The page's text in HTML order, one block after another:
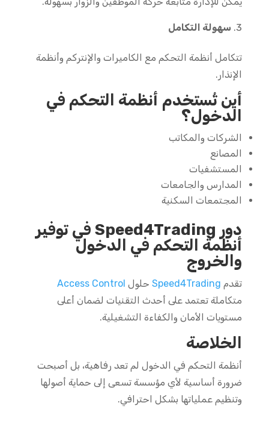
سهولة التكامل
تتكامل أنظمة التحكم مع الكاميرات والإنتركم وأنظمة
الإنذار.
أين تُستخدم أنظمة التحكم في
الدخول؟
الشركات والمكاتب
المصانع
المستشفيات
المدارس والجامعات
المجتمعات السكنية
دور Speed4Trading في توفير
أنظمة التحكم في الدخول
والخروج
تقدم Speed4TradingحلولAccess Control
متكاملة تعتمد على أحدث التقنيات لضمان أعلى
مستويات الأمان والكفاءة التشغيلية.
الخلاصة
أنظمة التحكم في الدخول لم تعد رفاهية، بل أصبحت
ضرورة أساسية لأي مؤسسة تسعى إلى حماية أصولها
وتنظيم عملياتها بشكل احترافي.